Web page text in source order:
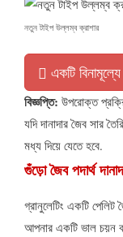
নতুন টাইপ উল্লম্ব ক্রাশার
একটি
বিজ্ঞপ্তি: উপরোক্ত
যদি দানাদার জৈব সার
মধ্য দিয়ে যেতে হবে.
গুঁড়ো জৈব পদার্থ
গ্রানুলেটিং একটি
আপনার একটি ভাল চয়ন